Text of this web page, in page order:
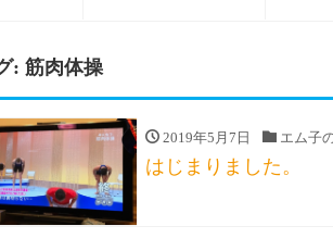
: 筋肉体操
2019年5月7日 エム子
はじまりました。